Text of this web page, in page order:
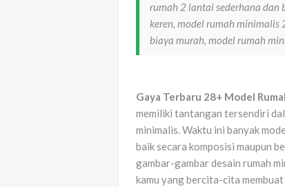
rumah 2 lantai sederhana dan
keren, model rumah minimalis
biaya murah, model rumah
Gaya Terbaru 28+ Model
memiliki tantangan tersendiri
minimalis. Waktu ini banyak
baik secara komposisi maupun
gambar-gambar desain rumah
kamu yang bercita-cita